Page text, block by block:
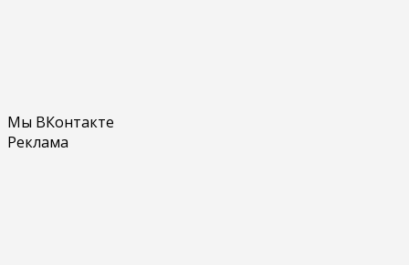
Мы ВКонтакте
Реклама